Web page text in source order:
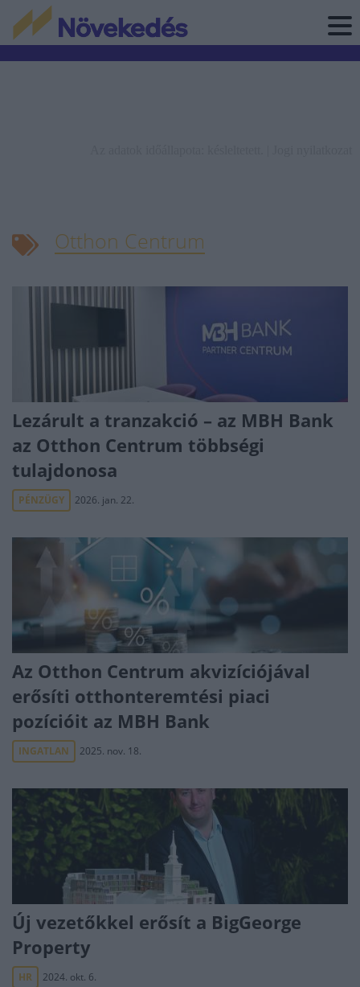
Otthon Centrum
Lezárult a tranzakció – az MBH Bank
az Otthon Centrum többségi
tulajdonosa
PÉNZÜGY 2026. jan. 22.
Az Otthon Centrum akvizíciójával
erősíti otthonteremtési piaci
pozícióit az MBH Bank
INGATLAN 2025. nov. 18.
Új vezetőkkel erősít a BigGeorge
Property
HR 2024. okt. 6.